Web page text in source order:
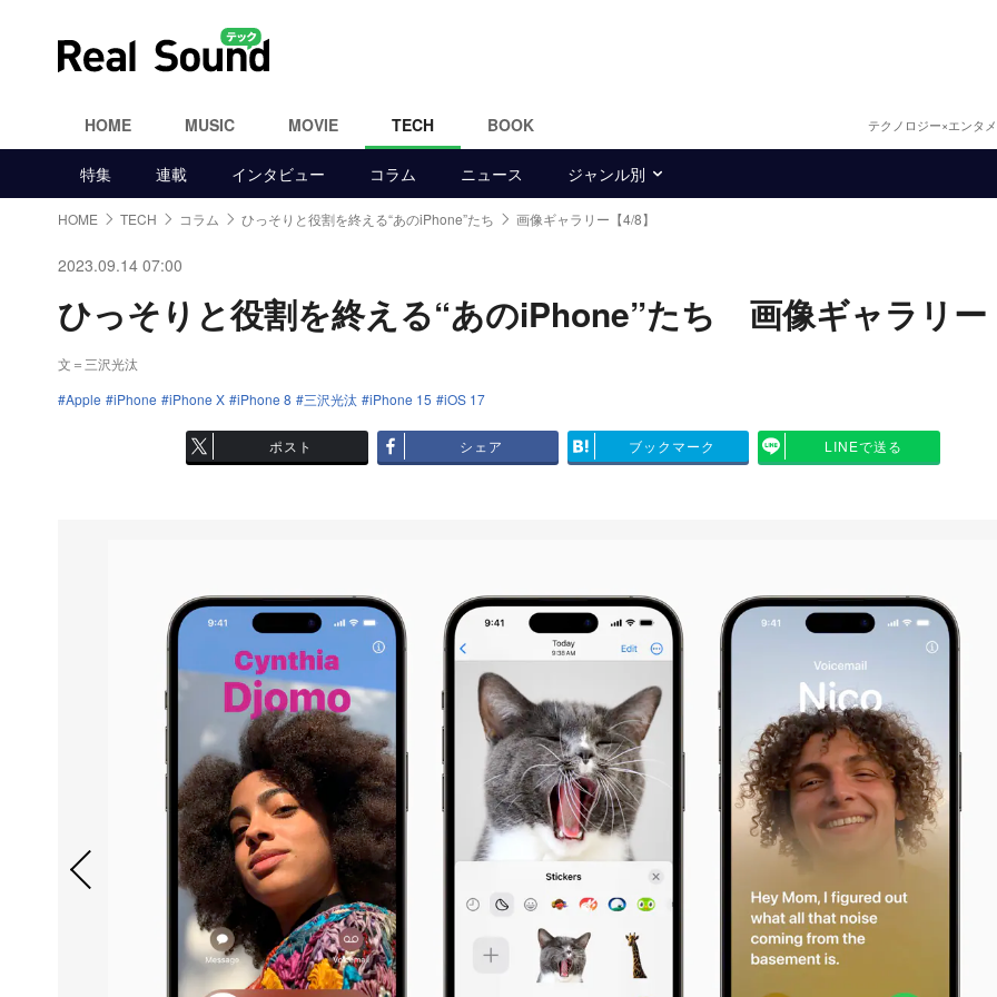
HOME MUSIC MOVIE TECH BOOK テクノロジー×エンタ
特集 連載 インタビュー コラム ニュース ジャンル別
HOME TECH コラム ひっそりと役割を終える“あのiPhone”たち 画像ギャラリー【4/8】
2023.09.14 07:00
ひっそりと役割を終える“あのiPhone”たち 画像ギャラリ
文＝三沢光汰
Apple
iPhone iPhone X iPhone 8 三沢光汰 iPhone 15 iOS 17
ポスト シェア ブックマーク LINEで送る